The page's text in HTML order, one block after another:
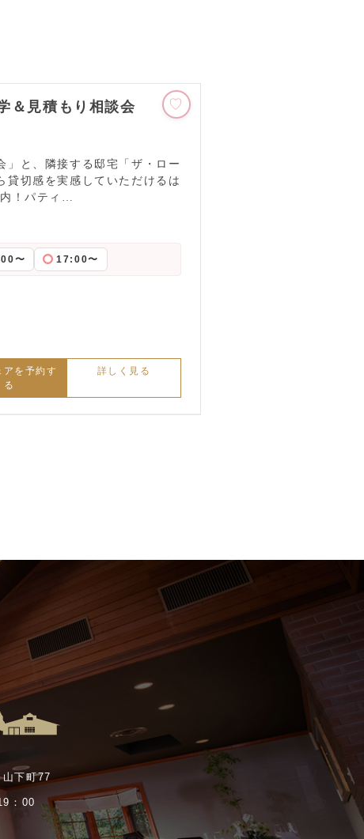
＆見積もり相談会
」と、隣接する邸宅「ザ・ロー
貸切感を実感していただけるは
！パティ…
〜 17:00〜
アを予約す
る
詳しく見る
下町77
：00